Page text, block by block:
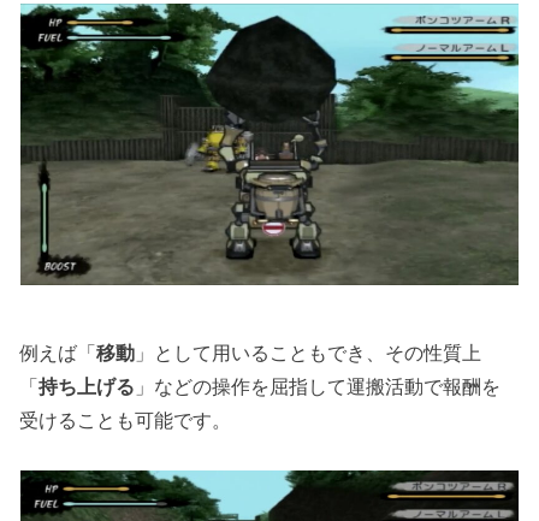
例えば「移動 」として用いることもでき、その性質上
「持ち上げる 」などの操作を屈指して運搬活動で報酬を
受けることも可能です。